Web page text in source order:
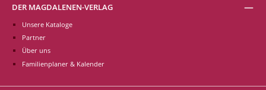
DER MAGDALENEN-VERLAG
Unsere Kataloge
Partner
Über uns
Familienplaner & Kalender